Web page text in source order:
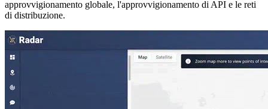
approvvigionamento globale, l'approvvigionamento di API e le reti
di distribuzione.